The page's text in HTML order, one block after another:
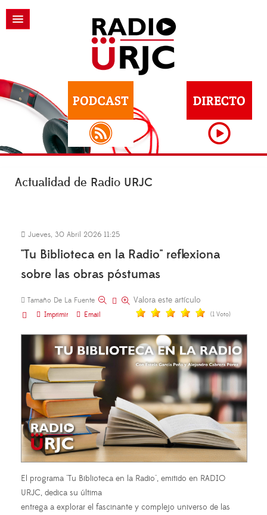
Actualidad de Radio URJC
Jueves, 30 Abril 2026 11:25
"Tu Biblioteca en la Radio" reflexiona
sobre las obras póstumas
Tamaño De La Fuente
Imprimir
Email
Valora este artículo
(1 Voto)
El programa "Tu Biblioteca en la Radio", emitido en RADIO
URJC, dedica su última
entrega a explorar el fascinante y complejo universo de las